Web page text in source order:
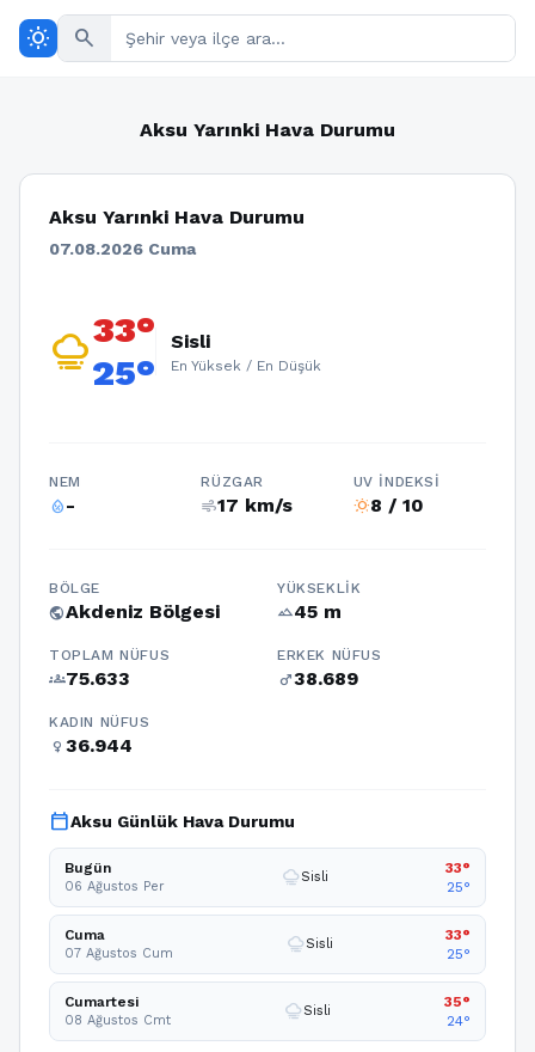
wb_sunny search
Aksu Yarınki Hava Durumu
Aksu Yarınki Hava Durumu
07.08.2026 Cuma
foggy33°
25°
Sisli
En Yüksek / En Düşük
NEM
humidity_percentage-
RÜZGAR
air17 km/s
UV İNDEKSI
wb_sunny8 / 10
BÖLGE
publicAkdeniz Bölgesi
YÜKSEKLIK
terrain45 m
TOPLAM NÜFUS
groups75.633
ERKEK NÜFUS
male38.689
KADIN NÜFUS
female 36.944
calendar_todayAksu Günlük Hava Durumu
Bugün
06 Ağustos Per foggy Sisli
33°
25°
Cuma
07 Ağustos Cum foggy Sisli
33°
25°
Cumartesi
08 Ağustos Cmt foggy Sisli
35°
24°